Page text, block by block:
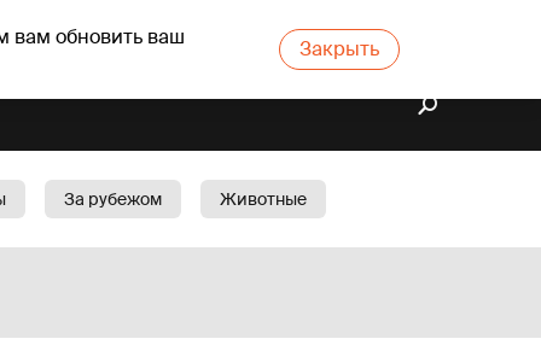
вам обновить ваш
Закрыть
За рубежом
Животные